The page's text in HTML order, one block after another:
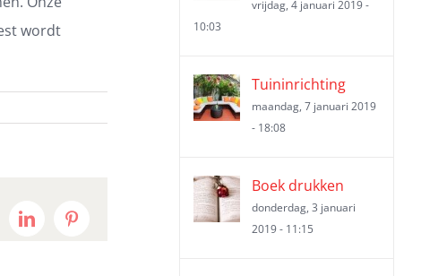
wordt
LinkedInPinterest
vrijdag, 4 januari 2019 -
10:03
Tuininrichting
maandag, 7 januari 2019
- 18:08
Boek drukken
donderdag, 3 januari
2019 - 11:15